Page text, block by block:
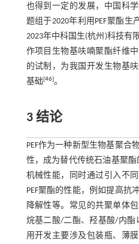
也得到一定的发展，中国科
题组于2020年利用PEF聚酯生
2023年中科国生(杭州)科技有
作项目生物基呋喃聚酯纤维
的试制，为我国开发生物基
基础[46]。
3 结论
PEF作为一种新型生物基聚合
性，成为替代传统石油基聚酯
机械性能，同时通过引入不
PEF聚酯的性能，例如提高抗
降解性等。常见的共聚单体
烷基二酸/二酯、羟基酸/内酯
用开发主要涉及包装瓶、薄